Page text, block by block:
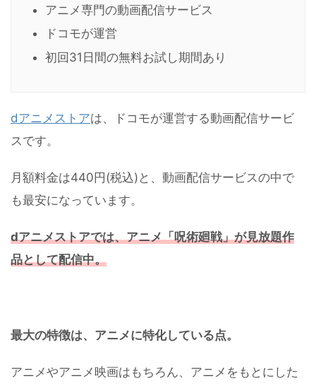
アニメ専門の動画配信サービス
ドコモが運営
初回31日間の無料お試し期間あり
dアニメストアは、ドコモが運営する動画配信サービ
スです。
月額料金は440円(税込)と、動画配信サービスの中で
も最安になっています。
dアニメストアでは、アニメ「呪術廻戦」が見放題作
品として配信中。
最大の特徴は、アニメに特化している点。
アニメやアニメ映画はもちろん、アニメをもとにした